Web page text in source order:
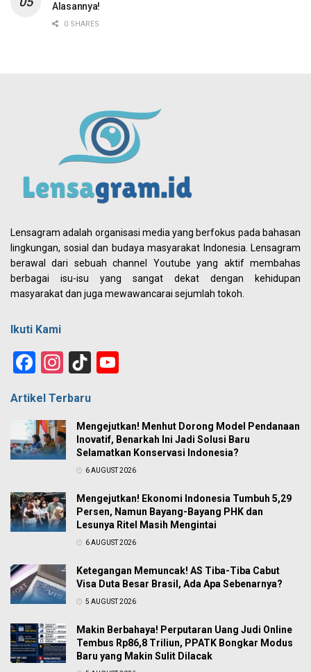
Alasannya!
0 SHARES
Lensagram adalah organisasi media yang berfokus pada bahasan
lingkungan, sosial dan budaya masyarakat Indonesia. Lensagram
berawal dari sebuah channel Youtube yang aktif membahas
berbagai isu-isu yang sangat dekat dengan kehidupan
masyarakat dan juga mewawancarai sejumlah tokoh.
Ikuti Kami
Facebook
Instagram
TikTok
Artikel Terbaru
Mengejutkan! Menhut Dorong Model Pendanaan
Inovatif, Benarkah Ini Jadi Solusi Baru
Selamatkan Konservasi Indonesia?
6 AUGUST 2026
Mengejutkan! Ekonomi Indonesia Tumbuh 5,29
Persen, Namun Bayang-Bayang PHK dan
Lesunya Ritel Masih Mengintai
6 AUGUST 2026
Ketegangan Memuncak! AS Tiba-Tiba Cabut
Visa Duta Besar Brasil, Ada Apa Sebenarnya?
5 AUGUST 2026
Makin Berbahaya! Perputaran Uang Judi Online
Tembus Rp86,8 Triliun, PPATK Bongkar Modus
Baru yang Makin Sulit Dilacak